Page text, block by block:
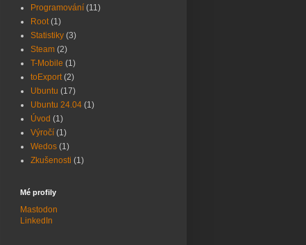
Programování (11)
Root (1)
Statistiky (3)
Steam (2)
T-Mobile (1)
toExport (2)
Ubuntu (17)
Ubuntu 24.04 (1)
Úvod (1)
Výročí (1)
Wedos (1)
Zkušenosti (1)
Mé profily
Mastodon
LinkedIn